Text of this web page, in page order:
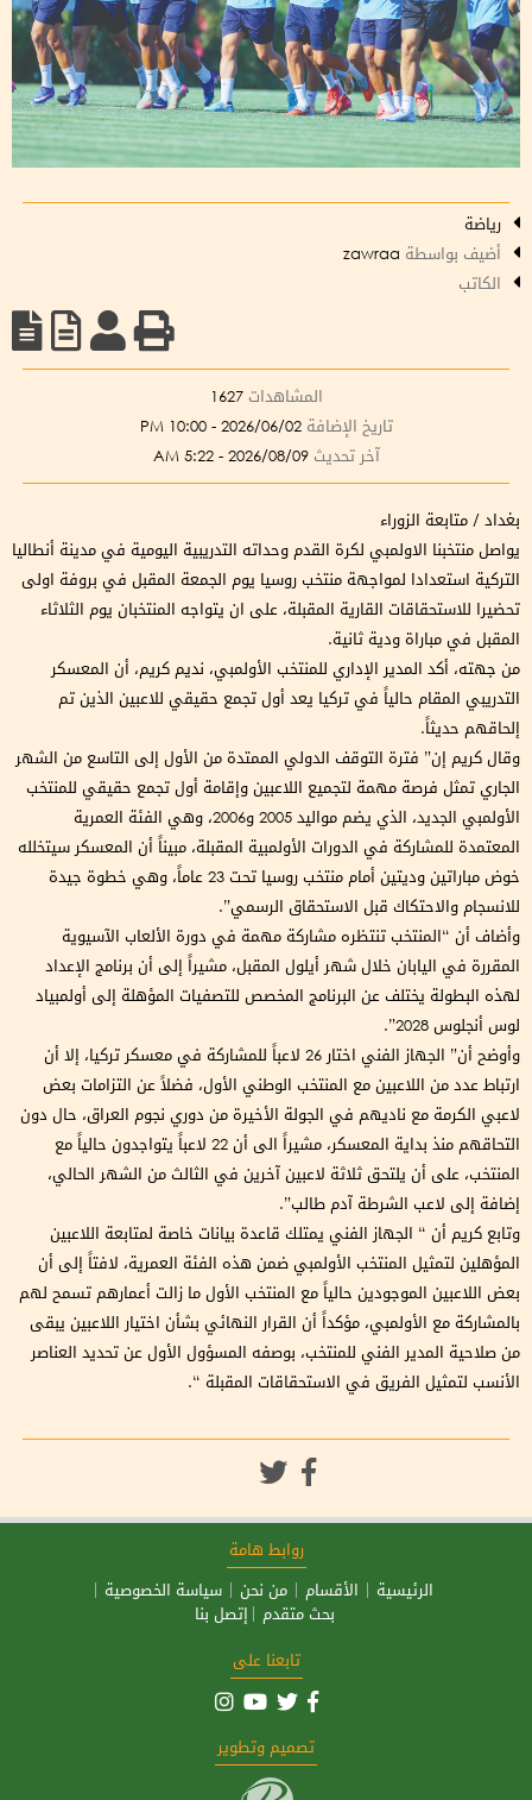
رياضة
أضيف بواسطة
الكاتب
المشاهدات 1627
تاريخ الإضافة 2026/06/02 - 10:00 PM
آخر تحديث 2026/08/09 - 5:22 AM
بغداد / متابعة الزوراء
يواصل منتخبنا الاولمبي لكرة القدم وحداته التدريبية اليومية في مدينة أنطاليا
التركية استعدادا لمواجهة منتخب روسيا يوم الجمعة المقبل في بروفة اولى
تحضيرا للاستحقاقات القارية المقبلة، على ان يتواجه المنتخبان يوم الثلاثاء
المقبل في مباراة ودية ثانية.
من جهته، أكد المدير الإداري للمنتخب الأولمبي، نديم كريم، أن المعسكر
التدريبي المقام حالياً في تركيا يعد أول تجمع حقيقي للاعبين الذين تم
إلحاقهم حديثاً.
وقال كريم إن” فترة التوقف الدولي الممتدة من الأول إلى التاسع من الشهر
الجاري تمثل فرصة مهمة لتجميع اللاعبين وإقامة أول تجمع حقيقي للمنتخب
الأولمبي الجديد، الذي يضم مواليد 2005 و2006، وهي الفئة العمرية
المعتمدة للمشاركة في الدورات الأولمبية المقبلة، مبيناً أن المعسكر سيتخلله
خوض مباراتين وديتين أمام منتخب روسيا تحت 23 عاماً، وهي خطوة جيدة
للانسجام والاحتكاك قبل الاستحقاق الرسمي”.
وأضاف أن “المنتخب تنتظره مشاركة مهمة في دورة الألعاب الآسيوية
المقررة في اليابان خلال شهر أيلول المقبل، مشيراً إلى أن برنامج الإعداد
لهذه البطولة يختلف عن البرنامج المخصص للتصفيات المؤهلة إلى أولمبياد
لوس أنجلوس 2028”.
وأوضح أن” الجهاز الفني اختار 26 لاعباً للمشاركة في معسكر تركيا، إلا أن
ارتباط عدد من اللاعبين مع المنتخب الوطني الأول، فضلاً عن التزامات بعض
لاعبي الكرمة مع ناديهم في الجولة الأخيرة من دوري نجوم العراق، حال دون
التحاقهم منذ بداية المعسكر، مشيراً الى أن 22 لاعباً يتواجدون حالياً مع
المنتخب، على أن يلتحق ثلاثة لاعبين آخرين في الثالث من الشهر الحالي،
إضافة إلى لاعب الشرطة آدم طالب”.
وتابع كريم أن “ الجهاز الفني يمتلك قاعدة بيانات خاصة لمتابعة اللاعبين
المؤهلين لتمثيل المنتخب الأولمبي ضمن هذه الفئة العمرية، لافتاً إلى أن
بعض اللاعبين الموجودين حالياً مع المنتخب الأول ما زالت أعمارهم تسمح لهم
بالمشاركة مع الأولمبي، مؤكداً أن القرار النهائي بشأن اختيار اللاعبين يبقى
من صلاحية المدير الفني للمنتخب، بوصفه المسؤول الأول عن تحديد العناصر
الأنسب لتمثيل الفريق في الاستحقاقات المقبلة “.
روابط هامة
الرئيسية
الأقسام من نحن
سياسة الخصوصية
بحث متقدم
إتصل بنا
تابعنا على
تصميم وتطوير